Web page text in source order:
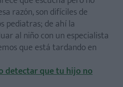
razón, son difíciles de
pediatras; de ahí la
al niño con un especialista
que está tardando en
detectar que tu hijo no